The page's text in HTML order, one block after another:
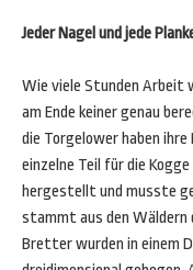
Jeder Nagel und jede
Wie viele Stunden Arbeit
am Ende keiner genau
die Torgelower haben
einzelne Teil für die
hergestellt und musste
stammt aus den Wäldern
Bretter wurden in einem